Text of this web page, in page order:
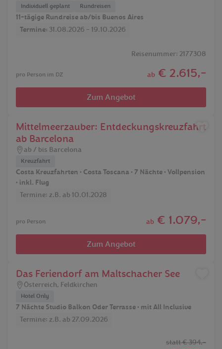
Individuell geplant Rundreisen
11-tägige Rundreise ab/bis Buenos Aires
Termine: 31.08.2026 - 19.10.2026
Reisenummer: 2177308
pro Person im DZ ab € 2.615,-
Zum Angebot
Mittelmeerzauber: Entdeckungskreuzfahrt
ab Barcelona
ab / bis Barcelona
Kreuzfahrt
Costa Kreuzfahrten • Costa Toscana • 7 Nächte • Vollpension
• inkl. Flug
Termine: z.B. ab 10.01.2028
pro Person ab € 1.079,-
Zum Angebot
Das Feriendorf am Maltschacher See
Österreich, Feldkirchen
Hotel Only
7 Nächte Studio Balkon Oder Terrasse • mit All Inclusive
Termine: z.B. ab 27.09.2026
statt€ 394,-